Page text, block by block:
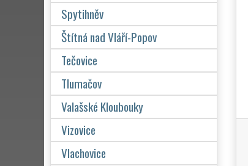
Spytihněv
Štítná nad Vláří-Popov
Tečovice
Tlumačov
Valašské Kloubouky
Vizovice
Vlachovice